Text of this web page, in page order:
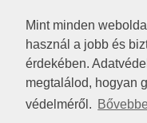
Mint minden
használ a jobb és
érdekében.
megtalálod, hogyan
védelméről.
kortisz:
darabbaal
Béke:
!fasza Örültem is